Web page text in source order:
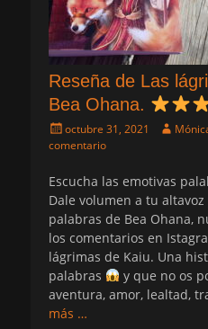
Reseña de Las
Bea Ohana.
Publicado
el
octubre 31, 2021 Autor
comentario
Escucha las emotivas
Dale volumen a tu
palabras de Bea Ohana,
los comentarios en
lágrimas de Kaiu. Una
palabras
y que no os
aventura, amor, lealtad,
más …